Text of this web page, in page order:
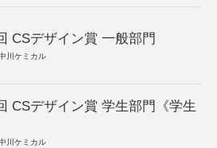
CSデザイン賞 一般部門
川ケミカル
CSデザイン賞 学生部門《学生
川ケミカル